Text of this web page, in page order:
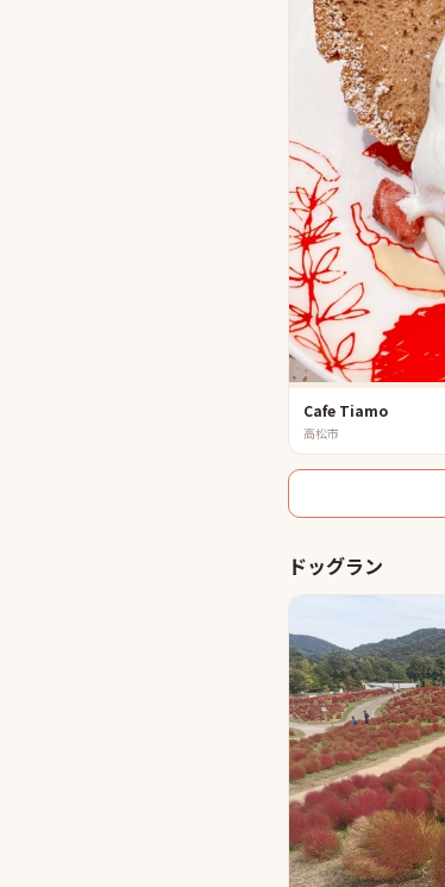
Cafe Tiamo
高松市
ドッグラン